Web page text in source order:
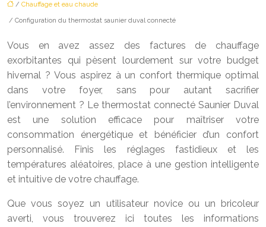
/ Chauffage et eau chaude
/ Configuration du thermostat saunier duval connecté
Vous en avez assez des factures de chauffage
exorbitantes qui pèsent lourdement sur votre budget
hivernal ? Vous aspirez à un confort thermique optimal
dans votre foyer, sans pour autant sacrifier
l’environnement ? Le thermostat connecté Saunier Duval
est une solution efficace pour maîtriser votre
consommation énergétique et bénéficier d’un confort
personnalisé. Finis les réglages fastidieux et les
températures aléatoires, place à une gestion intelligente
et intuitive de votre chauffage.
Que vous soyez un utilisateur novice ou un bricoleur
averti, vous trouverez ici toutes les informations